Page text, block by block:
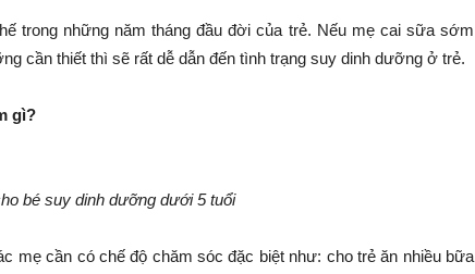
trong những năm tháng đầu đời của trẻ. Nếu mẹ cai sữa sớm
cần thiết thì sẽ rất dễ dẫn đến tình trạng suy dinh dưỡng ở trẻ.
gì?
bé suy dinh dưỡng dưới 5 tuổi
mẹ cần có chế độ chăm sóc đặc biệt như: cho trẻ ăn nhiều bữa